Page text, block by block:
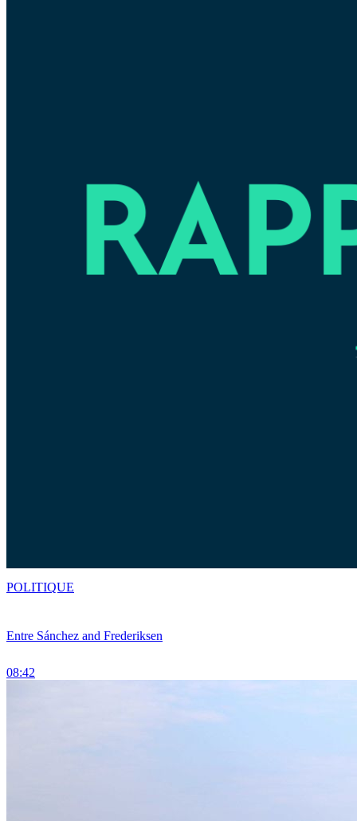
Entre Sánchez and Frederiksen
08:42
POLITIQUE